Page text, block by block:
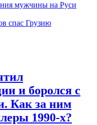
мужчины на Руси
спас Грузию
и боролся с
Как за ним
1990-х?